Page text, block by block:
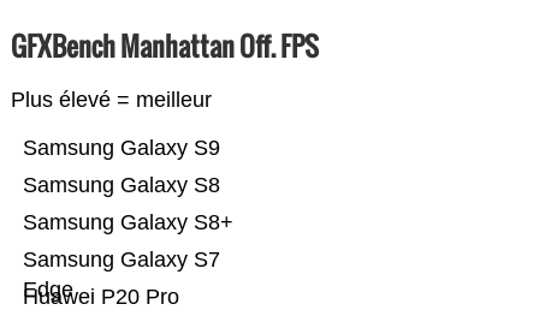
GFXBench Manhattan Off. FPS
Plus élevé = meilleur
Huawei P20 Pro
Samsung Galaxy S7
Edge
Samsung Galaxy S8+
Samsung Galaxy S8
Samsung Galaxy S9